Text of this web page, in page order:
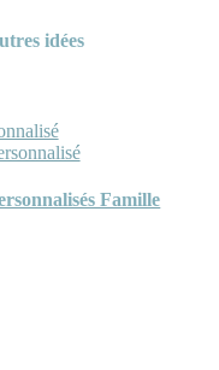
idées
Famille